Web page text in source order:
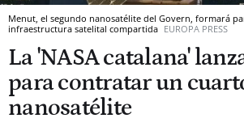
Menut, el segundo nanosatélite del Govern, formará
infraestructura satelital compartida EUROPA PRESS
La 'NASA catalana'
para contratar un
nanosatélite